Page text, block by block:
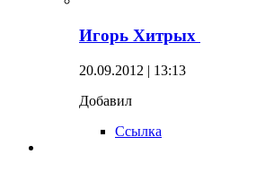
Игорь Хитрых
20.09.2012 | 13:13
Добавил
Ссылка